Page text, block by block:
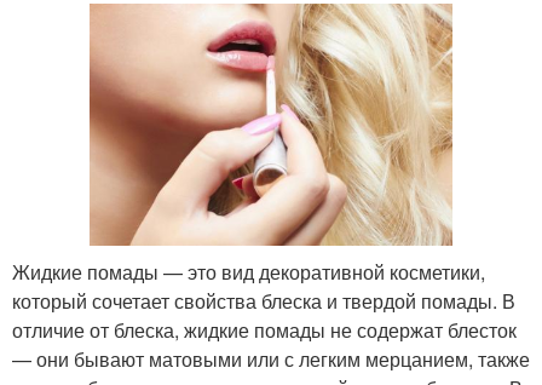
Жидкие помады — это вид декоративной косметики,
который сочетает свойства блеска и твердой помады. В
отличие от блеска, жидкие помады не содержат блесток
— они бывают матовыми или с легким мерцанием, также